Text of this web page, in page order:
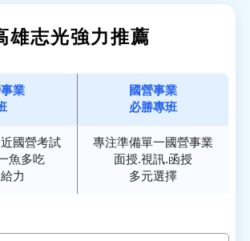
雄志光強力推薦
業
國營事業
必勝專班
國營考試
魚多吃
力
專注準備單一國營事業
面授.視訊.函授
多元選擇